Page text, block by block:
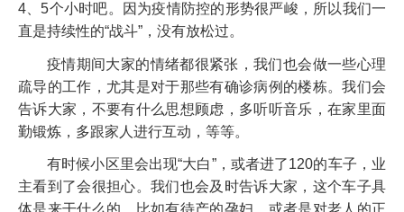
4、5个小时吧。因为疫情防控的形势很严峻，所以我们一
直是持续性的“战斗”，没有放松过。
疫情期间大家的情绪都很紧张，我们也会做一些心理
疏导的工作，尤其是对于那些有确诊病例的楼栋。我们会
告诉大家，不要有什么思想顾虑，多听听音乐，在家里面
勤锻炼，多跟家人进行互动，等等。
有时候小区里会出现“大白”，或者进了120的车子，业
主看到了会很担心。我们也会及时告诉大家，这个车子具
体是来干什么的，比如有待产的孕妇，或者是对老人的正